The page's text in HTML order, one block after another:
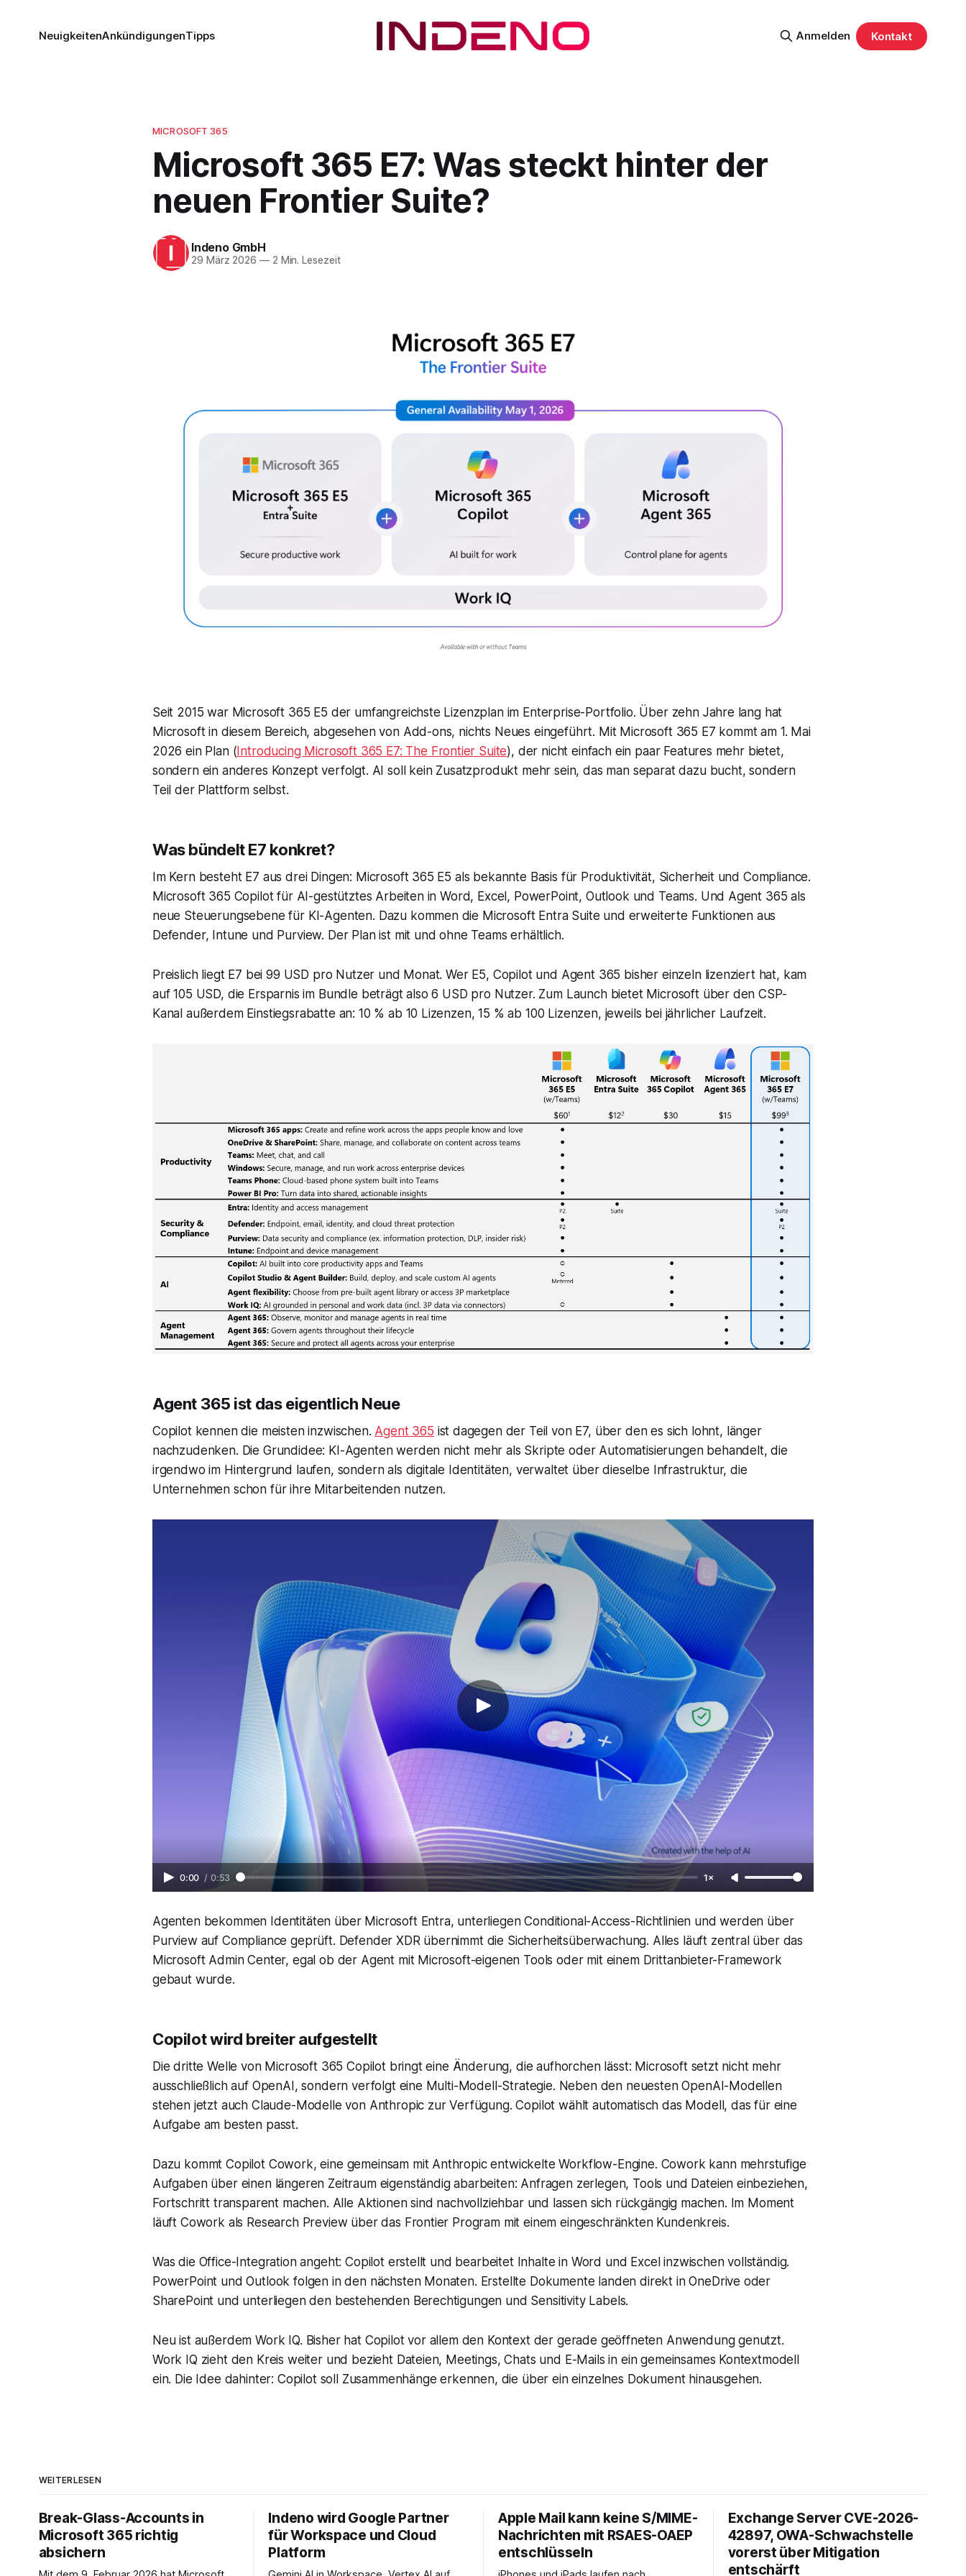
NeuigkeitenAnkündigungenTipps Anmelden Kontakt
MICROSOFT 365
Microsoft 365 E7: Was steckt hinter der
neuen Frontier Suite?
Indeno GmbH
29 März 2026 —2 Min. Lesezeit
Seit 2015 war Microsoft 365 E5 der umfangreichste Lizenzplan im Enterprise-Portfolio. Über zehn Jahre lang hat
Microsoft in diesem Bereich, abgesehen von Add-ons, nichts Neues eingeführt. Mit Microsoft 365 E7 kommt am 1. Mai
2026 ein Plan (Introducing Microsoft 365 E7: The Frontier Suite), der nicht einfach ein paar Features mehr bietet,
sondern ein anderes Konzept verfolgt. AI soll kein Zusatzprodukt mehr sein, das man separat dazu bucht, sondern
Teil der Plattform selbst.
Was bündelt E7 konkret?
Im Kern besteht E7 aus drei Dingen: Microsoft 365 E5 als bekannte Basis für Produktivität, Sicherheit und Compliance.
Microsoft 365 Copilot für AI-gestütztes Arbeiten in Word, Excel, PowerPoint, Outlook und Teams. Und Agent 365 als
neue Steuerungsebene für KI-Agenten. Dazu kommen die Microsoft Entra Suite und erweiterte Funktionen aus
Defender, Intune und Purview. Der Plan ist mit und ohne Teams erhältlich.
Preislich liegt E7 bei 99 USD pro Nutzer und Monat. Wer E5, Copilot und Agent 365 bisher einzeln lizenziert hat, kam
auf 105 USD, die Ersparnis im Bundle beträgt also 6 USD pro Nutzer. Zum Launch bietet Microsoft über den CSP-
Kanal außerdem Einstiegsrabatte an: 10 % ab 10 Lizenzen, 15 % ab 100 Lizenzen, jeweils bei jährlicher Laufzeit.
Agent 365 ist das eigentlich Neue
Copilot kennen die meisten inzwischen. Agent 365 ist dagegen der Teil von E7, über den es sich lohnt, länger
nachzudenken. Die Grundidee: KI-Agenten werden nicht mehr als Skripte oder Automatisierungen behandelt, die
irgendwo im Hintergrund laufen, sondern als digitale Identitäten, verwaltet über dieselbe Infrastruktur, die
Unternehmen schon für ihre Mitarbeitenden nutzen.
0:00 / 0:53 1×
Agenten bekommen Identitäten über Microsoft Entra, unterliegen Conditional-Access-Richtlinien und werden über
Purview auf Compliance geprüft. Defender XDR übernimmt die Sicherheitsüberwachung. Alles läuft zentral über das
Microsoft Admin Center, egal ob der Agent mit Microsoft-eigenen Tools oder mit einem Drittanbieter-Framework
gebaut wurde.
Copilot wird breiter aufgestellt
Die dritte Welle von Microsoft 365 Copilot bringt eine Änderung, die aufhorchen lässt: Microsoft setzt nicht mehr
ausschließlich auf OpenAI, sondern verfolgt eine Multi-Modell-Strategie. Neben den neuesten OpenAI-Modellen
stehen jetzt auch Claude-Modelle von Anthropic zur Verfügung. Copilot wählt automatisch das Modell, das für eine
Aufgabe am besten passt.
Dazu kommt Copilot Cowork, eine gemeinsam mit Anthropic entwickelte Workflow-Engine. Cowork kann mehrstufige
Aufgaben über einen längeren Zeitraum eigenständig abarbeiten: Anfragen zerlegen, Tools und Dateien einbeziehen,
Fortschritt transparent machen. Alle Aktionen sind nachvollziehbar und lassen sich rückgängig machen. Im Moment
läuft Cowork als Research Preview über das Frontier Program mit einem eingeschränkten Kundenkreis.
Was die Office-Integration angeht: Copilot erstellt und bearbeitet Inhalte in Word und Excel inzwischen vollständig.
PowerPoint und Outlook folgen in den nächsten Monaten. Erstellte Dokumente landen direkt in OneDrive oder
SharePoint und unterliegen den bestehenden Berechtigungen und Sensitivity Labels.
Neu ist außerdem Work IQ. Bisher hat Copilot vor allem den Kontext der gerade geöffneten Anwendung genutzt.
Work IQ zieht den Kreis weiter und bezieht Dateien, Meetings, Chats und E-Mails in ein gemeinsames Kontextmodell
ein. Die Idee dahinter: Copilot soll Zusammenhänge erkennen, die über ein einzelnes Dokument hinausgehen.
WEITERLESEN
Break-Glass-Accounts in
Microsoft 365 richtig
absichern
Indeno wird Google Partner
für Workspace und Cloud
Platform
Apple Mail kann keine S/MIME-
Nachrichten mit RSAES-OAEP
entschlüsseln
Exchange Server CVE-2026-
42897, OWA-Schwachstelle
vorerst über Mitigation
entschärft